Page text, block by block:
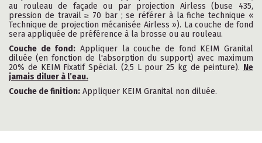
au rouleau de façade ou par projection Airless (buse 435,
pression de travail ≥ 70 bar ; se référer à la fiche technique «
Technique de projection mécanisée Airless »). La couche de fond
sera appliquée de préférence à la brosse ou au rouleau.
Couche de fond: Appliquer la couche de fond KEIM Granital
diluée (en fonction de l'absorption du support) avec maximum
20% de KEIM Fixatif Spécial. (2,5 L pour 25 kg de peinture). Ne
jamais diluer à l’eau.
Couche de finition: Appliquer KEIM Granital non diluée.